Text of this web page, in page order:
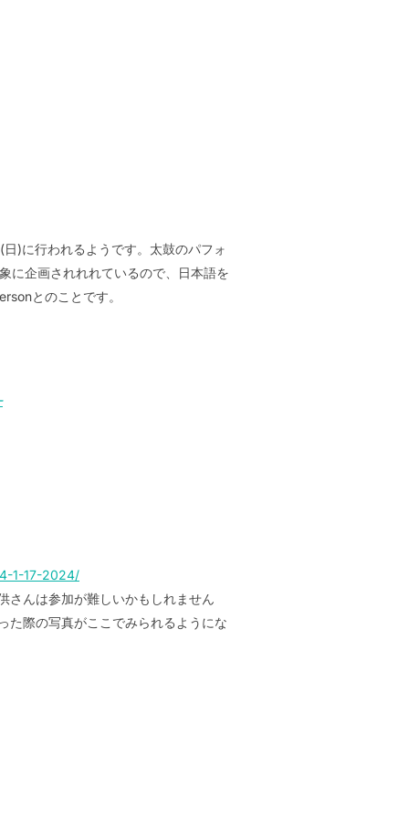
)に行われるようです。太鼓のパフォ
に企画されれれているので、日本語を
とのことです。
1-17-2024/
さんは参加が難しいかもしれません
た際の写真がここでみられるようにな